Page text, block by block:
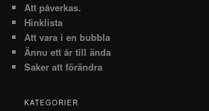
Att påverkas.
Hinklista
Att vara i en bubbla
Ännu ett år till ända
Saker att förändra
KATEGORIER